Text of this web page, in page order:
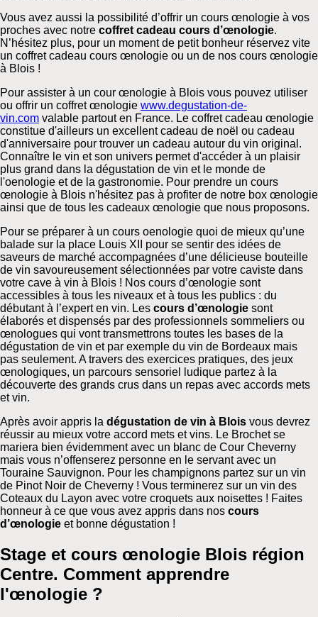
Vous avez aussi la possibilité d’offrir un cours œnologie à vos
proches avec notre coffret cadeau cours d’œnologie.
N’hésitez plus, pour un moment de petit bonheur réservez vite
un coffret cadeau cours œnologie ou un de nos cours œnologie
à Blois !
Pour assister à un cour œnologie à Blois vous pouvez utiliser
ou offrir un coffret œnologie www.degustation-de-
vin.com valable partout en France. Le coffret cadeau œnologie
constitue d'ailleurs un excellent cadeau de noël ou cadeau
d'anniversaire pour trouver un cadeau autour du vin original.
Connaître le vin et son univers permet d'accéder à un plaisir
plus grand dans la dégustation de vin et le monde de
l'oenologie et de la gastronomie. Pour prendre un cours
œnologie à Blois n'hésitez pas à profiter de notre box œnologie
ainsi que de tous les cadeaux œnologie que nous proposons.
Pour se préparer à un cours oenologie quoi de mieux qu’une
balade sur la place Louis XII pour se sentir des idées de
saveurs de marché accompagnées d’une délicieuse bouteille
de vin savoureusement sélectionnées par votre caviste dans
votre cave à vin à Blois ! Nos cours d’œnologie sont
accessibles à tous les niveaux et à tous les publics : du
débutant à l’expert en vin. Les cours d’œnologie sont
élaborés et dispensés par des professionnels sommeliers ou
œnologues qui vont transmettrons toutes les bases de la
dégustation de vin et par exemple du vin de Bordeaux mais
pas seulement. A travers des exercices pratiques, des jeux
œnologiques, un parcours sensoriel ludique partez à la
découverte des grands crus dans un repas avec accords mets
et vin.
Après avoir appris la dégustation de vin à Blois vous devrez
réussir au mieux votre accord mets et vins. Le Brochet se
mariera bien évidemment avec un blanc de Cour Cheverny
mais vous n’offenserez personne en le servant avec un
Touraine Sauvignon. Pour les champignons partez sur un vin
de Pinot Noir de Cheverny ! Vous terminerez sur un vin des
Coteaux du Layon avec votre croquets aux noisettes ! Faites
honneur à ce que vous avez appris dans nos cours
d’œnologie et bonne dégustation !
Stage et cours œnologie Blois région
Centre. Comment apprendre
l'œnologie ?